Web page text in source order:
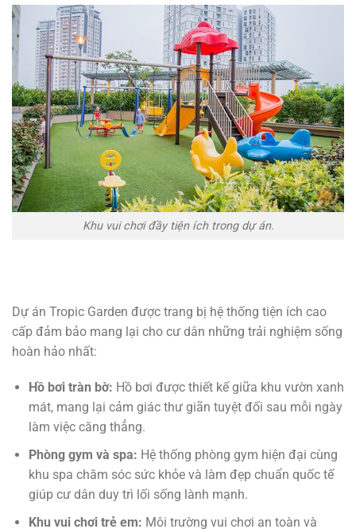
Khu vui chơi đầy tiện ích trong dự án.
Dự án Tropic Garden được trang bị hệ thống tiện ích cao
cấp đảm bảo mang lại cho cư dân những trải nghiệm sống
hoàn hảo nhất:
Hồ bơi tràn bờ: Hồ bơi được thiết kế giữa khu vườn xanh
mát, mang lại cảm giác thư giãn tuyệt đối sau mỗi ngày
làm việc căng thẳng.
Phòng gym và spa: Hệ thống phòng gym hiện đại cùng
khu spa chăm sóc sức khỏe và làm đẹp chuẩn quốc tế
giúp cư dân duy trì lối sống lành mạnh.
Khu vui chơi trẻ em: Môi trường vui chơi an toàn và